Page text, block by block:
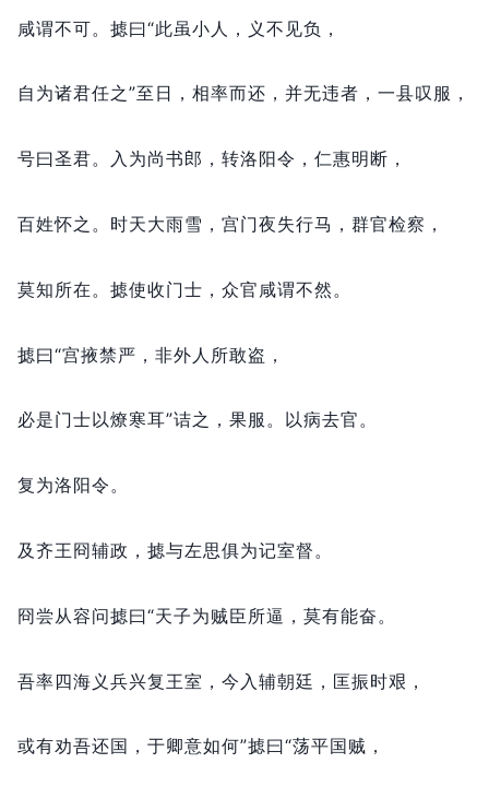
咸谓不可。 摅曰“此虽小人， 义不见负，
自为诸君任之”至日， 相率而还， 并无违者， 一县叹服，
号曰圣君。 入为尚书郎， 转洛阳令， 仁惠明断，
百姓怀之。 时天大雨雪， 宫门夜失行马， 群官检察，
莫知所在。 摅使收门士， 众官咸谓不然。
摅曰“宫掖禁严， 非外人所敢盗，
必是门士以燎寒耳”诘之， 果服。 以病去官。
复为洛阳令。
及齐王冏辅政， 摅与左思俱为记室督。
冏尝从容问摅曰“天子为贼臣所逼， 莫有能奋。
吾率四海义兵兴复王室， 今入辅朝廷， 匡振时艰，
或有劝吾还国， 于卿意如何”摅曰“荡平国贼，